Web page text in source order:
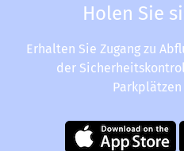
Holen Sie
Erhalten Sie Zugang zu
der